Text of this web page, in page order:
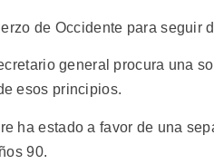
de Occidente para seguir
general procura una
esos principios.
ha estado a favor de una
90.